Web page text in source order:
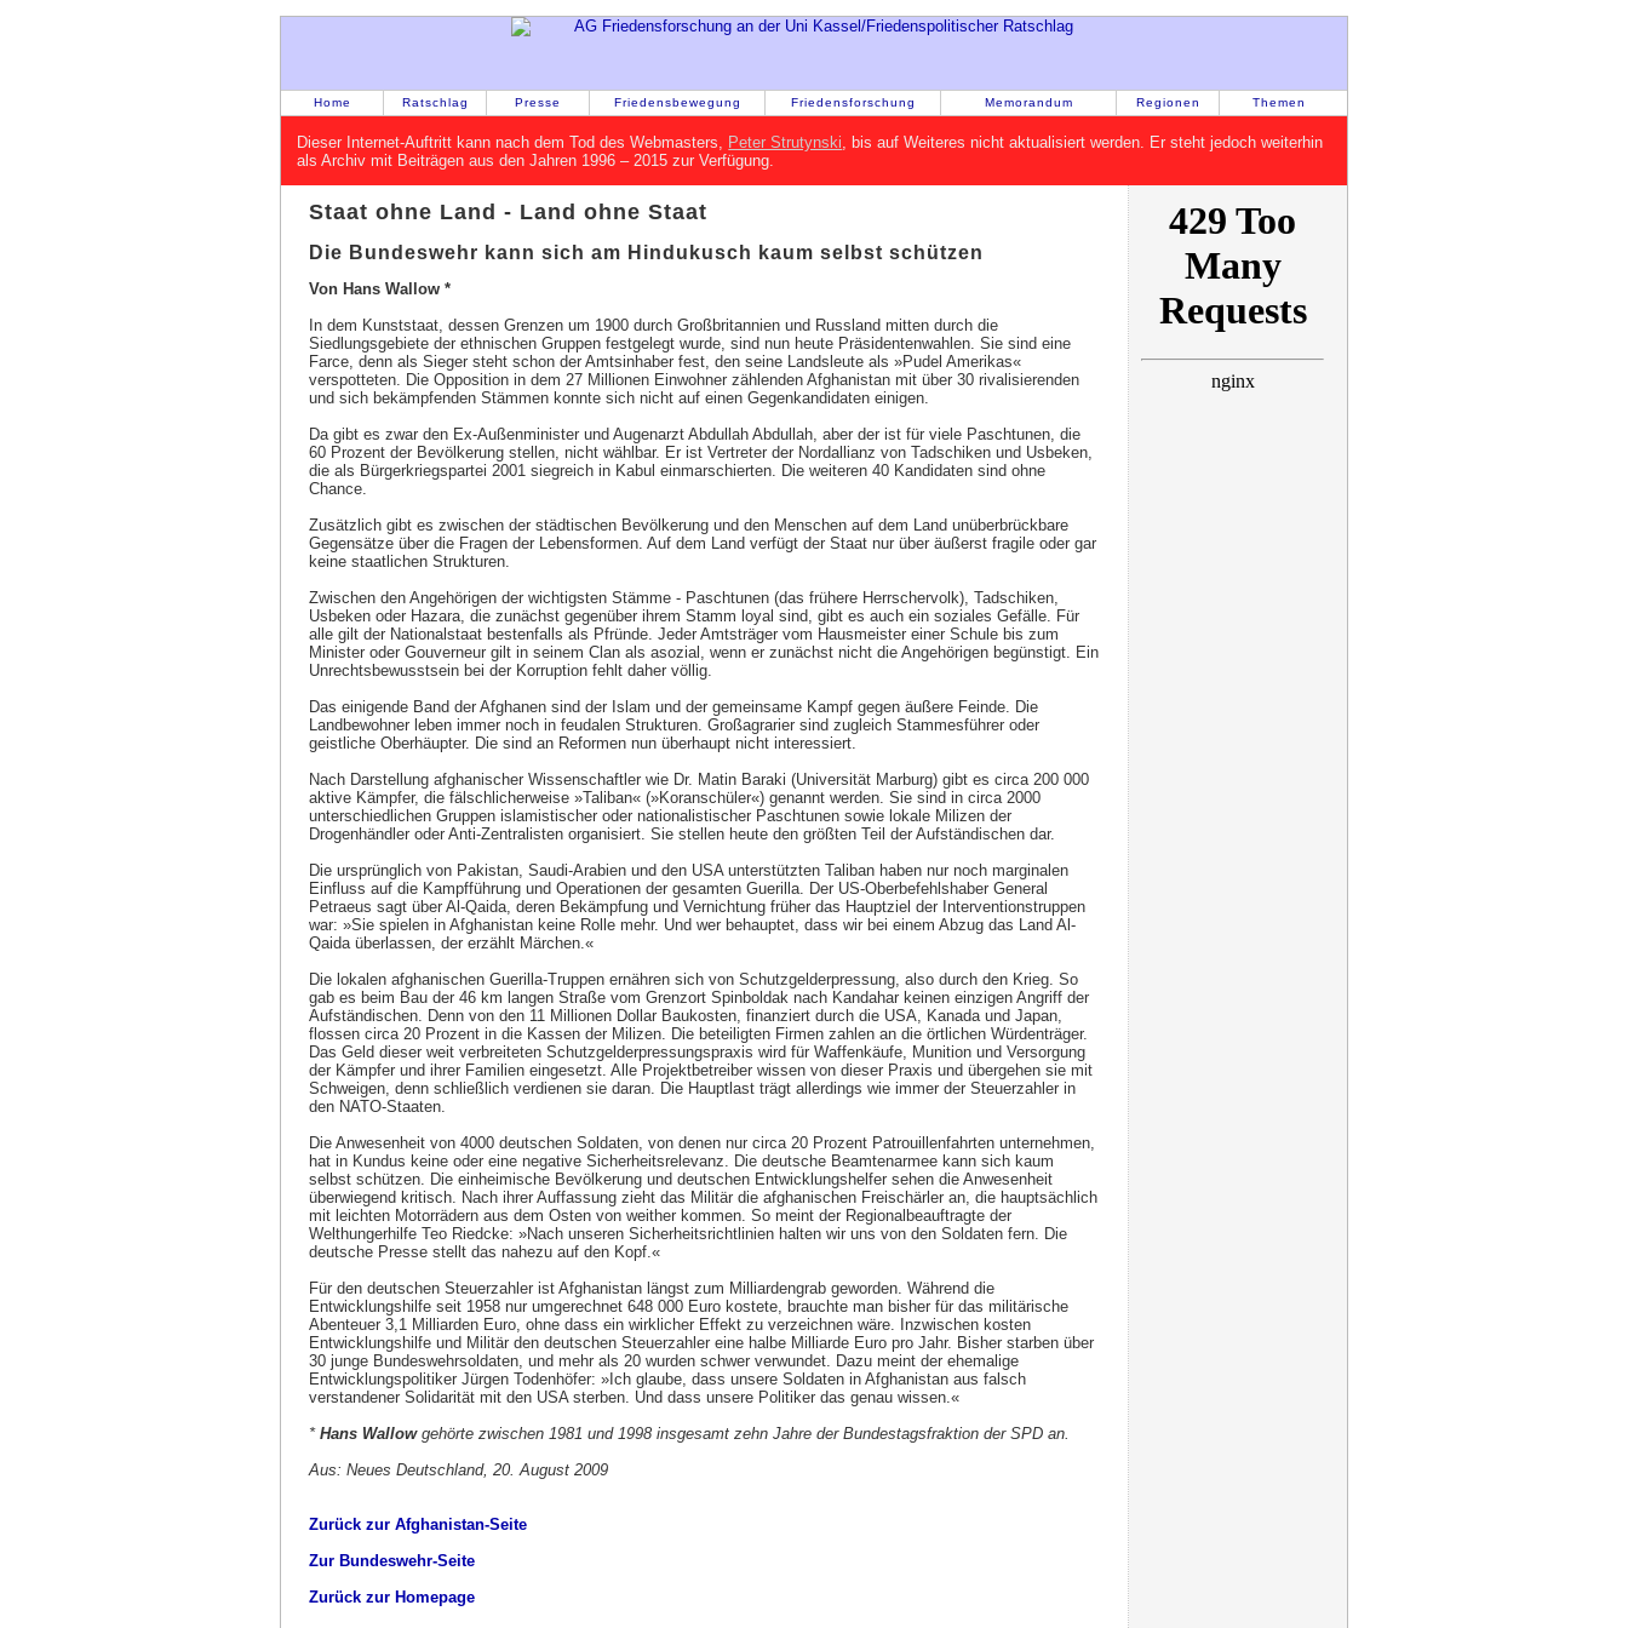
Home Ratschlag Presse Friedensbewegung Friedensforschung Memorandum Regionen Themen
Dieser Internet-Auftritt kann nach dem Tod des Webmasters, Peter Strutynski , bis auf Weiteres nicht aktualisiert werden. Er steht jedoch weiterhin
als Archiv mit Beiträgen aus den Jahren 1996 – 2015 zur Verfügung.
Staat ohne Land - Land ohne Staat
Die Bundeswehr kann sich am Hindukusch kaum selbst schützen
Von Hans Wallow *
In dem Kunststaat, dessen Grenzen um 1900 durch Großbritannien und Russland mitten durch die
Siedlungsgebiete der ethnischen Gruppen festgelegt wurde, sind nun heute Präsidentenwahlen. Sie sind eine
Farce, denn als Sieger steht schon der Amtsinhaber fest, den seine Landsleute als »Pudel Amerikas«
verspotteten. Die Opposition in dem 27 Millionen Einwohner zählenden Afghanistan mit über 30 rivalisierenden
und sich bekämpfenden Stämmen konnte sich nicht auf einen Gegenkandidaten einigen.
Da gibt es zwar den Ex-Außenminister und Augenarzt Abdullah Abdullah, aber der ist für viele Paschtunen, die
60 Prozent der Bevölkerung stellen, nicht wählbar. Er ist Vertreter der Nordallianz von Tadschiken und Usbeken,
die als Bürgerkriegspartei 2001 siegreich in Kabul einmarschierten. Die weiteren 40 Kandidaten sind ohne
Chance.
Zusätzlich gibt es zwischen der städtischen Bevölkerung und den Menschen auf dem Land unüberbrückbare
Gegensätze über die Fragen der Lebensformen. Auf dem Land verfügt der Staat nur über äußerst fragile oder gar
keine staatlichen Strukturen.
Zwischen den Angehörigen der wichtigsten Stämme - Paschtunen (das frühere Herrschervolk), Tadschiken,
Usbeken oder Hazara, die zunächst gegenüber ihrem Stamm loyal sind, gibt es auch ein soziales Gefälle. Für
alle gilt der Nationalstaat bestenfalls als Pfründe. Jeder Amtsträger vom Hausmeister einer Schule bis zum
Minister oder Gouverneur gilt in seinem Clan als asozial, wenn er zunächst nicht die Angehörigen begünstigt. Ein
Unrechtsbewusstsein bei der Korruption fehlt daher völlig.
Das einigende Band der Afghanen sind der Islam und der gemeinsame Kampf gegen äußere Feinde. Die
Landbewohner leben immer noch in feudalen Strukturen. Großagrarier sind zugleich Stammesführer oder
geistliche Oberhäupter. Die sind an Reformen nun überhaupt nicht interessiert.
Nach Darstellung afghanischer Wissenschaftler wie Dr. Matin Baraki (Universität Marburg) gibt es circa 200 000
aktive Kämpfer, die fälschlicherweise »Taliban« (»Koranschüler«) genannt werden. Sie sind in circa 2000
unterschiedlichen Gruppen islamistischer oder nationalistischer Paschtunen sowie lokale Milizen der
Drogenhändler oder Anti-Zentralisten organisiert. Sie stellen heute den größten Teil der Aufständischen dar.
Die ursprünglich von Pakistan, Saudi-Arabien und den USA unterstützten Taliban haben nur noch marginalen
Einfluss auf die Kampfführung und Operationen der gesamten Guerilla. Der US-Oberbefehlshaber General
Petraeus sagt über Al-Qaida, deren Bekämpfung und Vernichtung früher das Hauptziel der Interventionstruppen
war: »Sie spielen in Afghanistan keine Rolle mehr. Und wer behauptet, dass wir bei einem Abzug das Land Al-
Qaida überlassen, der erzählt Märchen.«
Die lokalen afghanischen Guerilla-Truppen ernähren sich von Schutzgelderpressung, also durch den Krieg. So
gab es beim Bau der 46 km langen Straße vom Grenzort Spinboldak nach Kandahar keinen einzigen Angriff der
Aufständischen. Denn von den 11 Millionen Dollar Baukosten, finanziert durch die USA, Kanada und Japan,
flossen circa 20 Prozent in die Kassen der Milizen. Die beteiligten Firmen zahlen an die örtlichen Würdenträger.
Das Geld dieser weit verbreiteten Schutzgelderpressungspraxis wird für Waffenkäufe, Munition und Versorgung
der Kämpfer und ihrer Familien eingesetzt. Alle Projektbetreiber wissen von dieser Praxis und übergehen sie mit
Schweigen, denn schließlich verdienen sie daran. Die Hauptlast trägt allerdings wie immer der Steuerzahler in
den NATO-Staaten.
Die Anwesenheit von 4000 deutschen Soldaten, von denen nur circa 20 Prozent Patrouillenfahrten unternehmen,
hat in Kundus keine oder eine negative Sicherheitsrelevanz. Die deutsche Beamtenarmee kann sich kaum
selbst schützen. Die einheimische Bevölkerung und deutschen Entwicklungshelfer sehen die Anwesenheit
überwiegend kritisch. Nach ihrer Auffassung zieht das Militär die afghanischen Freischärler an, die hauptsächlich
mit leichten Motorrädern aus dem Osten von weither kommen. So meint der Regionalbeauftragte der
Welthungerhilfe Teo Riedcke: »Nach unseren Sicherheitsrichtlinien halten wir uns von den Soldaten fern. Die
deutsche Presse stellt das nahezu auf den Kopf.«
Für den deutschen Steuerzahler ist Afghanistan längst zum Milliardengrab geworden. Während die
Entwicklungshilfe seit 1958 nur umgerechnet 648 000 Euro kostete, brauchte man bisher für das militärische
Abenteuer 3,1 Milliarden Euro, ohne dass ein wirklicher Effekt zu verzeichnen wäre. Inzwischen kosten
Entwicklungshilfe und Militär den deutschen Steuerzahler eine halbe Milliarde Euro pro Jahr. Bisher starben über
30 junge Bundeswehrsoldaten, und mehr als 20 wurden schwer verwundet. Dazu meint der ehemalige
Entwicklungspolitiker Jürgen Todenhöfer: »Ich glaube, dass unsere Soldaten in Afghanistan aus falsch
verstandener Solidarität mit den USA sterben. Und dass unsere Politiker das genau wissen.«
* Hans Wallowgehörte zwischen 1981 und 1998 insgesamt zehn Jahre der Bundestagsfraktion der SPD an.
Aus: Neues Deutschland, 20. August 2009
Zurück zur Afghanistan-Seite
Zur Bundeswehr-Seite
Zurück zur Homepage